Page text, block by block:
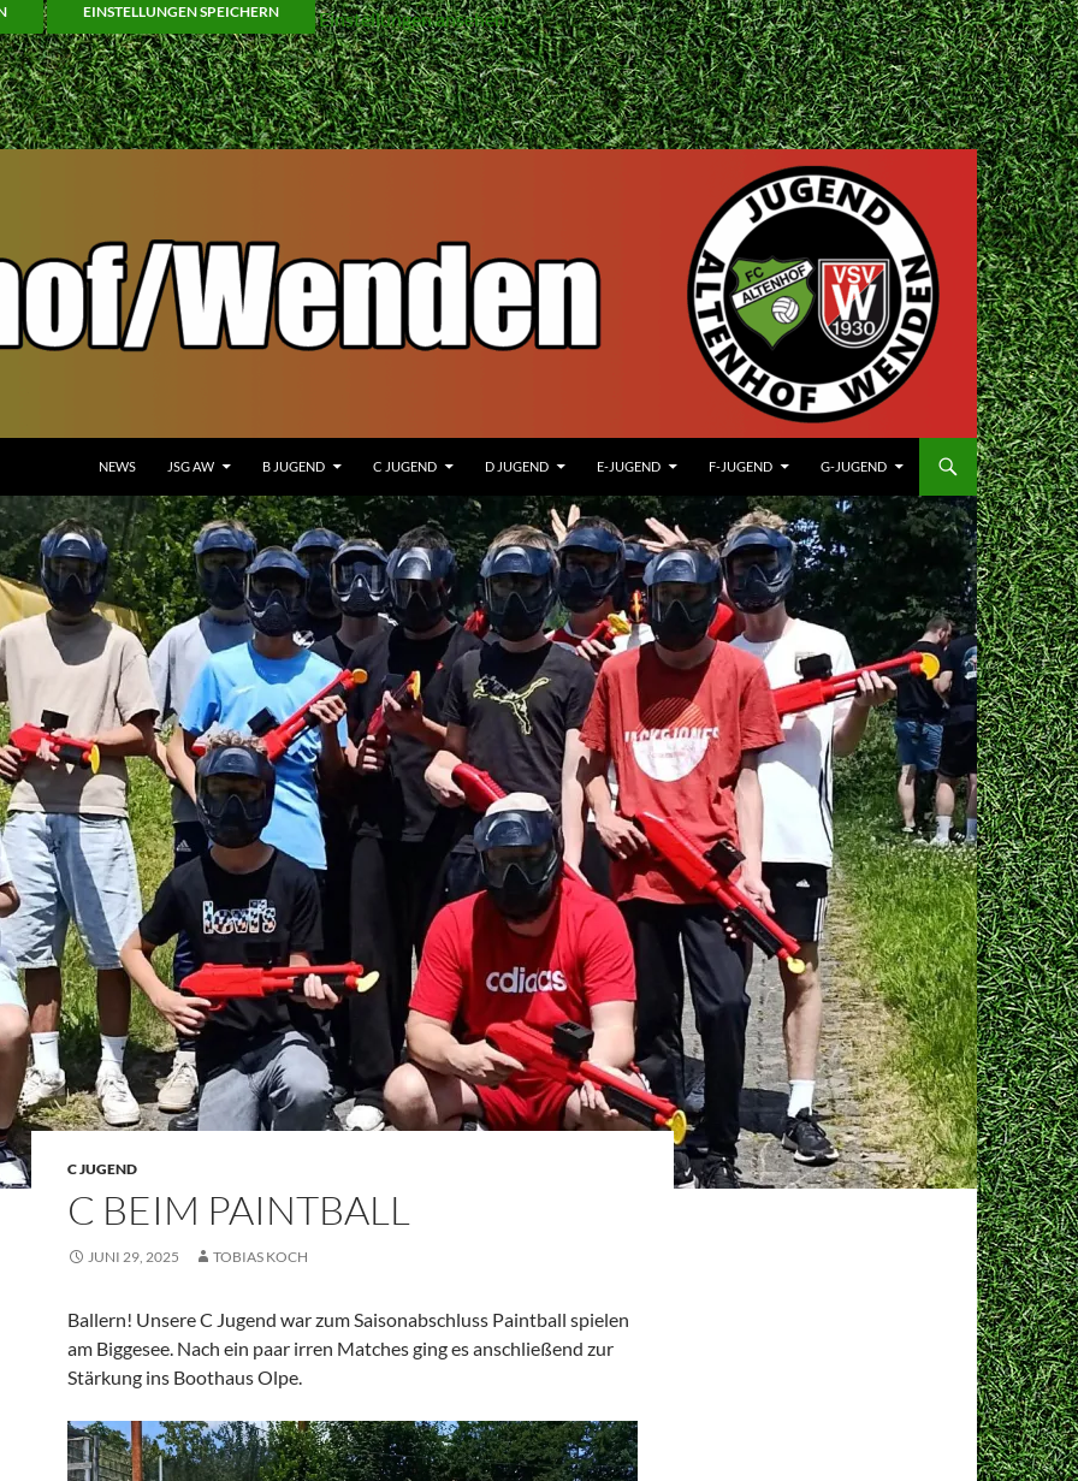
EINSTELLUNGEN SPEICHERN
Einstellungen ansehen
NEWS JSG AW B JUGEND C JUGEND D JUGEND E-JUGEND F-JUGEND G-JUGEND
C JUGEND
C BEIM PAINTBALL
JUNI 29, 2025 TOBIAS KOCH
Ballern! Unsere C Jugend war zum Saisonabschluss Paintball spielen
am Biggesee. Nach ein paar irren Matches ging es anschließend zur
Stärkung ins Boothaus Olpe.